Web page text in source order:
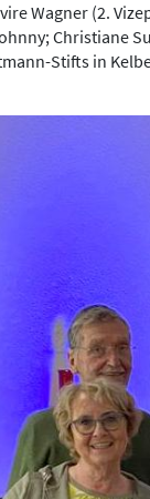
Wagner (2.
Christiane
Stifts in